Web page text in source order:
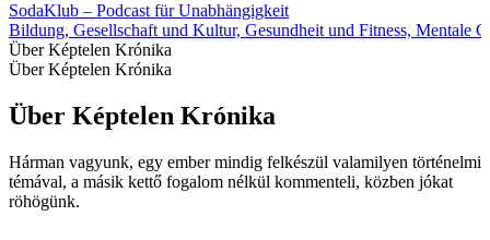
SodaKlub – Podcast für Unabhängigkeit
Bildung, Gesellschaft und Kultur, Gesundheit und Fitness, Mentale
Über Képtelen Krónika
Über Képtelen Krónika
Über Képtelen Krónika
Hárman vagyunk, egy ember mindig felkészül valamilyen történelmi
témával, a másik kettő fogalom nélkül kommenteli, közben jókat
röhögünk.